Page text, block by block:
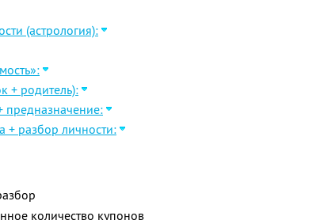
(астрология):
+ родитель):
предназначение:
+ разбор личности:
количество купонов